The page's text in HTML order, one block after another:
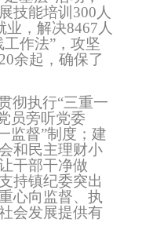
技能培训 300 人
业，解决8467 人
作法”，攻坚
20余起，确保了
彻执行“三重一
员旁听党委
监督”制度；建
和民主理财小
干部干净做
持镇纪委突出
心向监督、执
会发展提供有